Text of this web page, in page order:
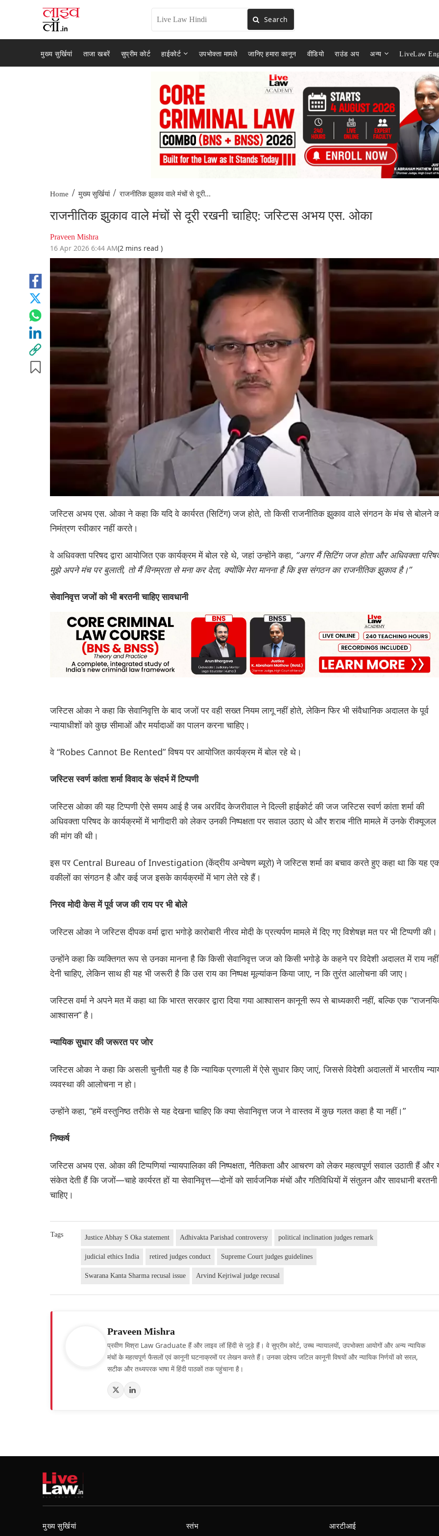
Search
मुख्य सुर्खियां ताजा खबरें सुप्रीम कोर्ट हाईकोर्ट उपभोक्ता मामले जानिए हमारा कानून वीडियो राउंड अप अन्य LiveLaw
Home / मुख्य सुर्खियां / राजनीतिक झुकाव वाले मंचों से दूरी...
राजनीतिक झुकाव वाले मंचों से दूरी रखनी चाहिए: जस्टिस अभय एस. ओका
Praveen Mishra
16 Apr 2026 6:44 AM(2 mins read )
जस्टिस अभय एस. ओका ने कहा कि यदि वे कार्यरत (सिटिंग) जज होते, तो किसी राजनीतिक झुकाव वाले संगठन के मंच से बोलने
निमंत्रण स्वीकार नहीं करते।
वे अधिवक्ता परिषद द्वारा आयोजित एक कार्यक्रम में बोल रहे थे, जहां उन्होंने कहा, “अगर मैं सिटिंग जज होता और अधिवक्ता
मुझे अपने मंच पर बुलाती, तो मैं विनम्रता से मना कर देता, क्योंकि मेरा मानना है कि इस संगठन का राजनीतिक झुकाव है।”
सेवानिवृत्त जजों को भी बरतनी चाहिए सावधानी
जस्टिस ओका ने कहा कि सेवानिवृत्ति के बाद जजों पर वही सख्त नियम लागू नहीं होते, लेकिन फिर भी संवैधानिक अदालत के पूर्व
न्यायाधीशों को कुछ सीमाओं और मर्यादाओं का पालन करना चाहिए।
वे “Robes Cannot Be Rented” विषय पर आयोजित कार्यक्रम में बोल रहे थे।
जस्टिस स्वर्ण कांता शर्मा विवाद के संदर्भ में टिप्पणी
जस्टिस ओका की यह टिप्पणी ऐसे समय आई है जब अरविंद केजरीवाल ने दिल्ली हाईकोर्ट की जज जस्टिस स्वर्ण कांता शर्मा की
अधिवक्ता परिषद के कार्यक्रमों में भागीदारी को लेकर उनकी निष्पक्षता पर सवाल उठाए थे और शराब नीति मामले में उनके रीक्यूजल
की मांग की थी।
इस पर Central Bureau of Investigation (केंद्रीय अन्वेषण ब्यूरो) ने जस्टिस शर्मा का बचाव करते हुए कहा था कि यह
वकीलों का संगठन है और कई जज इसके कार्यक्रमों में भाग लेते रहे हैं।
निरव मोदी केस में पूर्व जज की राय पर भी बोले
जस्टिस ओका ने जस्टिस दीपक वर्मा द्वारा भगोड़े कारोबारी नीरव मोदी के प्रत्यर्पण मामले में दिए गए विशेषज्ञ मत पर भी टिप्पणी की।
उन्होंने कहा कि व्यक्तिगत रूप से उनका मानना है कि किसी सेवानिवृत्त जज को किसी भगोड़े के कहने पर विदेशी अदालत में राय नहीं
देनी चाहिए, लेकिन साथ ही यह भी जरूरी है कि उस राय का निष्पक्ष मूल्यांकन किया जाए, न कि तुरंत आलोचना की जाए।
जस्टिस वर्मा ने अपने मत में कहा था कि भारत सरकार द्वारा दिया गया आश्वासन कानूनी रूप से बाध्यकारी नहीं, बल्कि एक
आश्वासन” है।
न्यायिक सुधार की जरूरत पर जोर
जस्टिस ओका ने कहा कि असली चुनौती यह है कि न्यायिक प्रणाली में ऐसे सुधार किए जाएं, जिससे विदेशी अदालतों में भारतीय
व्यवस्था की आलोचना न हो।
उन्होंने कहा, “हमें वस्तुनिष्ठ तरीके से यह देखना चाहिए कि क्या सेवानिवृत्त जज ने वास्तव में कुछ गलत कहा है या नहीं।”
निष्कर्ष
जस्टिस अभय एस. ओका की टिप्पणियां न्यायपालिका की निष्पक्षता, नैतिकता और आचरण को लेकर महत्वपूर्ण सवाल उठाती हैं और
संकेत देती हैं कि जजों—चाहे कार्यरत हों या सेवानिवृत्त—दोनों को सार्वजनिक मंचों और गतिविधियों में संतुलन और सावधानी बरतनी
चाहिए।
Tags Justice Abhay S Oka statement Adhivakta Parishad controversy political inclination judges remark
judicial ethics India retired judges conduct Supreme Court judges guidelines
Swarana Kanta Sharma recusal issue Arvind Kejriwal judge recusal
Praveen Mishra
प्रवीण मिश्रा Law Graduate हैं और लाइव लॉ हिंदी से जुड़े हैं। वे सुप्रीम कोर्ट, उच्च न्यायालयों, उपभोक्ता आयोगों और अन्य न्यायिक
मंचों के महत्वपूर्ण फैसलों एवं कानूनी घटनाक्रमों पर लेखन करते हैं। उनका उद्देश्य जटिल कानूनी विषयों और न्यायिक निर्णयों को सरल,
सटीक और तथ्यपरक भाषा में हिंदी पाठकों तक पहुंचाना है।
मुख्य सुर्खियां स्तंभ आरटीआई